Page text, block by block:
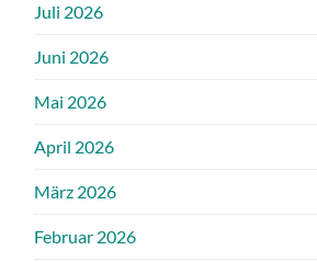
Juli 2026
Juni 2026
Mai 2026
April 2026
März 2026
Februar 2026